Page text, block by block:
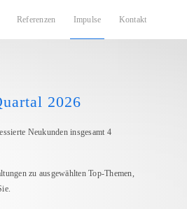
Referenzen Impulse Kontakt
2026
Neukunden insgesamt 4
zu ausgewählten Top-Themen,